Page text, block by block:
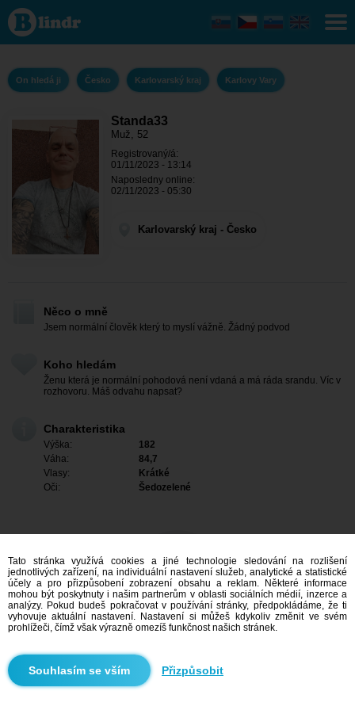
Standa33 -
On hledá ji
Karlovarský
kraj -
Vary
On hledá ji Česko Karlovarský kraj Karlovy Vary
Standa33
Muž, 52
Registrovaný/á:
01/11/2023 - 13:14
Naposledny online:
02/11/2023 - 05:30
Karlovarský kraj - Česko
Něco o mně
Jsem normální člověk který to myslí vážně. Žádný podvod
Koho hledám
Ženu která je normální pohodová není vdaná a má ráda srandu. Víc v
rozhovoru. Máš odvahu napsat?
Charakteristika
Výška:
182
Váha:
84,7
Vlasy:
Krátké
Oči:
Šedozelené
Vyhledávání
Tato stránka využívá cookies a jiné technologie sledování na rozlišení
jednotlivých zařízení, na individuální nastavení služeb, analytické a statistické
účely a pro přizpůsobení zobrazení obsahu a reklam. Některé informace
mohou být poskytnuty i našim partnerům v oblasti sociálních médií, inzerce a
analýzy. Pokud budeš pokračovat v používání stránky, předpokládáme, že ti
vyhovuje aktuální nastavení. Nastavení si můžeš kdykoliv změnit ve svém
prohlížeči, čímž však výrazně omezíš funkčnost našich stránek.
Přizpůsobit